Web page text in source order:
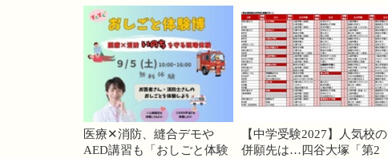
医療✕消防、縫合デモや
AED講習も「おしごと体験
【中学受験2027】人気校の
併願先は…四谷大塚「第2